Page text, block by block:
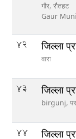
गौर, रौतहट
Gaur
42 जिल्ला
वारा
43
जिल्ला
birgunj,
44 जिल्ला